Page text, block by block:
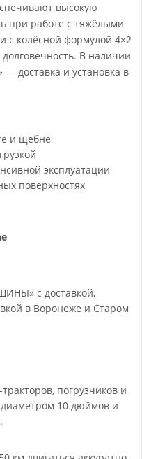
высокую
при работе с тяжёлыми
с колёсной формулой 4×2
В наличии
доставка и установка в
и щебне
эксплуатации
поверхностях
с доставкой,
в Воронеже и Старом
погрузчиков и
диаметром 10 дюймов и